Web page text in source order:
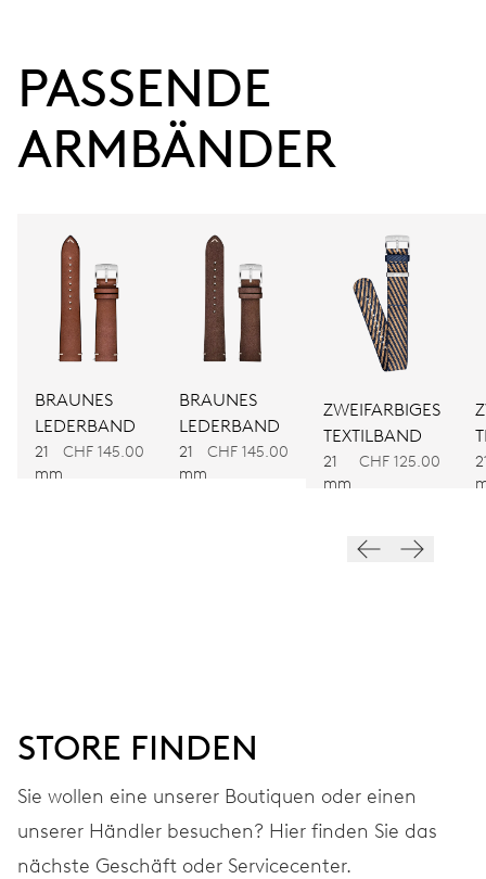
38 Std.
KALIBER
ABMESSUNGEN
AUFZUG
Automatischer Aufzug
ARMBAND Edelstahl
PASSENDE
ARMBÄNDER
BRAUNES
LEDERBAND
21
mm
CHF 145.00
BRAUNES
LEDERBAND
21
mm
CHF 145.00
ZWEIFARBIGES
TEXTILBAND
21
mm
CHF 125.00
STORE FINDEN
Sie wollen eine unserer Boutiquen oder einen
unserer Händler besuchen? Hier finden Sie das
nächste Geschäft oder Servicecenter.